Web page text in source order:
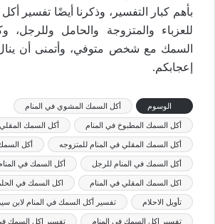
بأهم كبار التفسير، وذكرنا أيضًا تفسير
للعزباء والمتزوجة والحامل وللرجل،
السمك مع شخص متوفي، وأتمنى أن
إعجابكم.
الوسوم أكل السمك المشوي في المنام
أكل السمك المطبوخ في المنام أكل السمك المقلي
أكل السمك المقلي في المنام للمتزوجه أكل
أكل السمك في المنام للرجل أكل السمك في
اكل السمك المقلي في المنام اكل السمك في
تأويل الاحلام تفسير أكل السمك في المنام لابن
تفسير اكل السمك في المنام تفسير اكل السمك في